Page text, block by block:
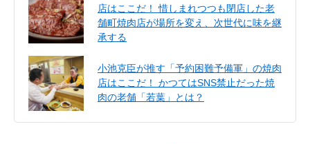
店はここだ！ 惜しまれつつも閉店した老
舗町焼肉店が場所を変え、次世代に味を継
承する
小池克臣が推す「予約困難予備軍」の焼肉
店はここだ！ かつてはSNS禁止だった焼
肉の老舗「若葉」とは？